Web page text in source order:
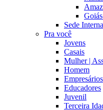
Sede
Pra você
Jovens
Casais
Mulher |
Homem
Empresários
Educadores
Juvenil
Terceira